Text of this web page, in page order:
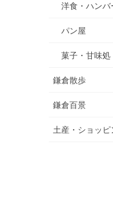
洋食・ハンバ
パン屋
菓子・甘味処
鎌倉散歩
鎌倉百景
土産・ショッピ